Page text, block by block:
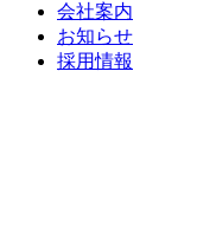
会社案内
お知らせ
採用情報